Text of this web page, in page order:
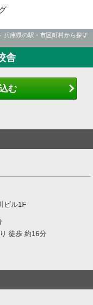
兵庫県の駅・市区町村から探す
舎
む
ビル1F
徒歩 約16分